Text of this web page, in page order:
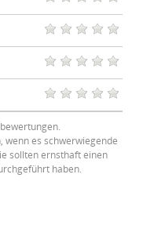
wenn es schwerwiegende
sollten ernsthaft einen
haben.